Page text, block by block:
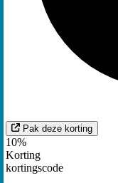
Pak deze korting
10%
Korting
kortingscode